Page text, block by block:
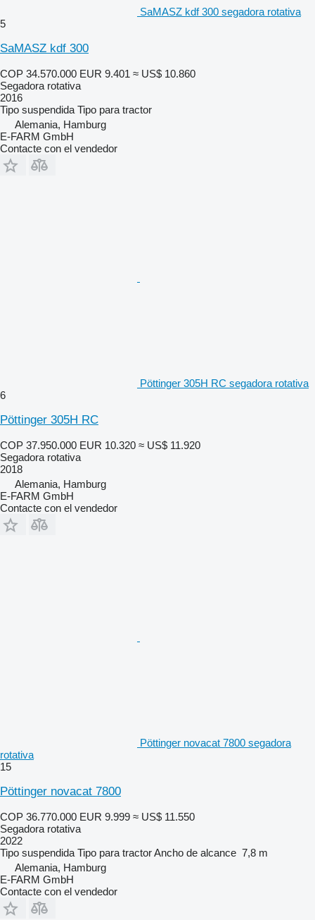
SaMASZ kdf 300 segadora rotativa
5
SaMASZ kdf 300
COP 34.570.000 EUR 9.401 ≈ US$ 10.860
Segadora rotativa
2016
Tipo suspendida Tipo para tractor
Alemania, Hamburg
E-FARM GmbH
Contacte con el vendedor
Pöttinger 305H RC segadora rotativa
6
Pöttinger 305H RC
COP 37.950.000 EUR 10.320 ≈ US$ 11.920
Segadora rotativa
2018
Alemania, Hamburg
E-FARM GmbH
Contacte con el vendedor
Pöttinger novacat 7800 segadora
rotativa
15
Pöttinger novacat 7800
COP 36.770.000 EUR 9.999 ≈ US$ 11.550
Segadora rotativa
2022
Tipo suspendida Tipo para tractorAncho de alcance 7,8 m
Alemania, Hamburg
E-FARM GmbH
Contacte con el vendedor